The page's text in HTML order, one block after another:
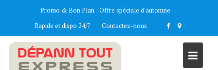
Promo & Bon Plan : Offre spéciale d'automne
Rapide et dispo 24/7
Contactez-nous